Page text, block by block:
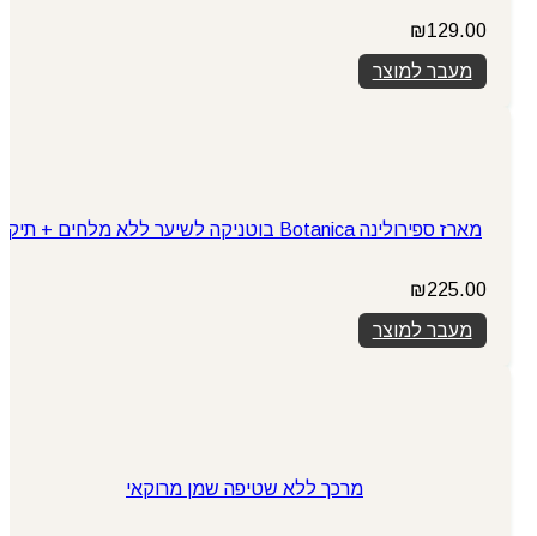
₪129.00
מעבר למוצר
מארז ספירולינה Botanica בוטניקה לשיער ללא מלחים + תיק
₪225.00
מעבר למוצר
מרכך ללא שטיפה שמן מרוקאי